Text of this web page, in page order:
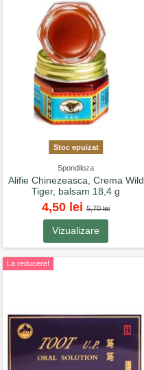
Stoc epuizat
Spondiloza
Alifie Chinezeasca, Crema Wild
Tiger, balsam 18,4 g
4,50 lei5,70 lei
Vizualizare
La reducere!